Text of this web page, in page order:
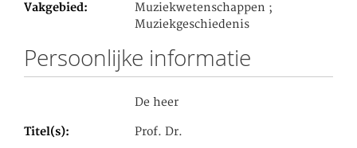
Vakgebied
Muziekwetenschappen ;
Muziekgeschiedenis
Persoonlijke informatie
De heer
Titel(s) Prof. Dr.